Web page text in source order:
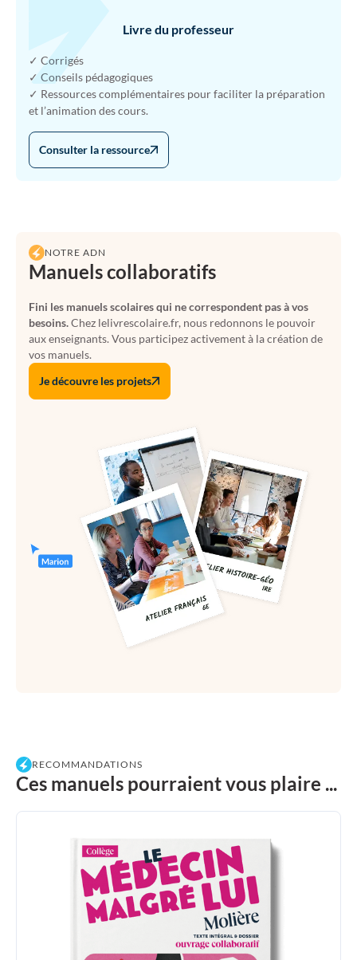
Livre du professeur
✓ Corrigés
✓ Conseils pédagogiques
✓ Ressources complémentaires pour faciliter la préparation
et l’animation des cours.
Consulter la ressource
NOTRE ADN
Manuels collaboratifs
Fini les manuels scolaires qui ne correspondent pas à vos
besoins.Chez lelivrescolaire.fr, nous redonnons le pouvoir
aux enseignants. Vous participez activement à la création de
vos manuels.
Je découvre les projets
RECOMMANDATIONS
Ces manuels pourraient vous plaire ...